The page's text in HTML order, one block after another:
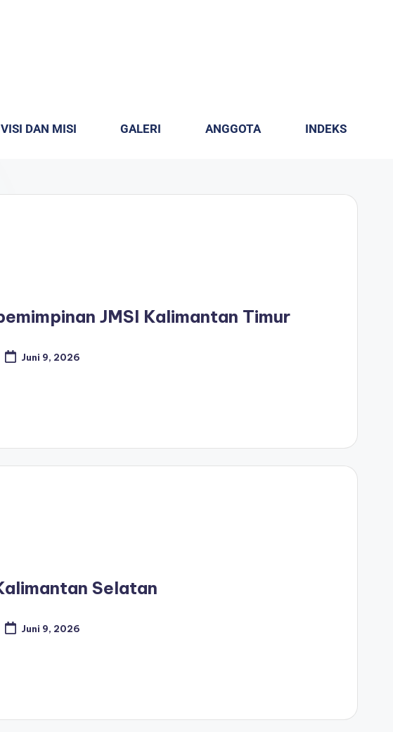
VISI DAN MISI GALERI ANGGOTA INDEKS
JMSI Kalimantan Timur
Juni 9, 2026
Selatan
Juni 9, 2026